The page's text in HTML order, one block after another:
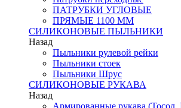
ПАТРУБКИ УГЛОВЫЕ
ПРЯМЫЕ 1100 ММ
СИЛИКОНОВЫЕ ПЫЛЬНИКИ
Назад
Пыльники рулевой рейки
Пыльники стоек
Пыльники Шрус
СИЛИКОНОВЫЕ РУКАВА
Назад
Армированные рукава